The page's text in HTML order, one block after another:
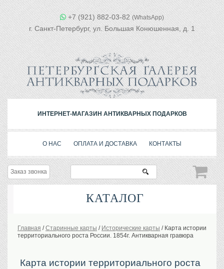
+7 (921) 882-03-82 (WhatsApp)
г. Санкт-Петербург, ул. Большая Конюшенная, д. 1
ИНТЕРНЕТ-МАГАЗИН АНТИКВАРНЫХ ПОДАРКОВ
О НАС ОПЛАТА И ДОСТАВКА КОНТАКТЫ
Заказ звонка
КАТАЛОГ
История Российской
Предметы VIP
Главная /Старинные карты / Исторические карты / Карта истории
территориального роста России. 1854г. Антикварная гравюра
Карта истории территориального роста